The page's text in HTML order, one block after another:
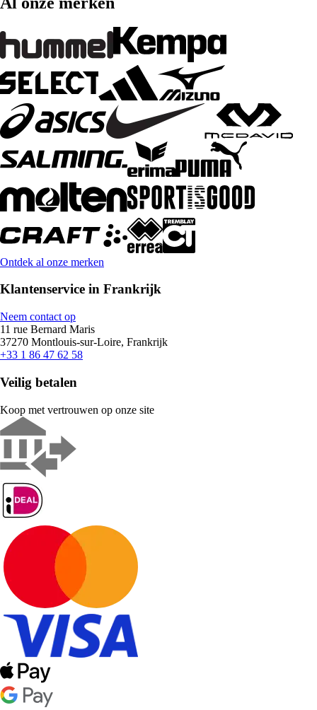
Ontdek al onze merken
Klantenservice in Frankrijk
Neem contact op
11 rue Bernard Maris
37270 Montlouis-sur-Loire, Frankrijk
+33 1 86 47 62 58
Veilig betalen
Koop met vertrouwen op onze site